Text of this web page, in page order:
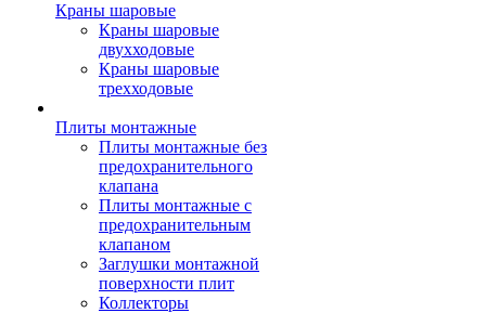
Краны шаровые
Краны шаровые
двухходовые
Краны шаровые
трехходовые
Плиты монтажные
Плиты монтажные без
предохранительного
клапана
Плиты монтажные с
предохранительным
клапаном
Заглушки монтажной
поверхности плит
Коллекторы